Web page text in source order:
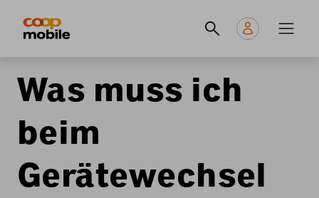
principale
Was muss ich
beim
Gerätewechsel